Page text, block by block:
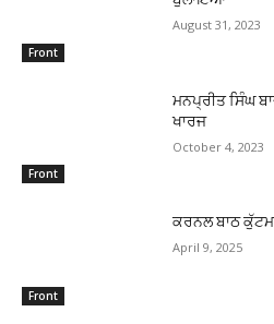
Front
August 31, 2023
Front
ਮਨਪ੍ਰੀਤ ਸਿੰਘ
ਖਾਰਜ
October 4, 2023
Front
ਕਰਨਲ ਬਾਠ
April 9, 2025